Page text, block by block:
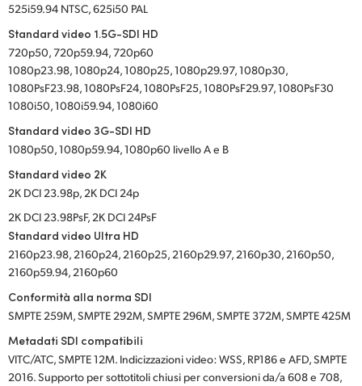
525i59.94 NTSC, 625i50 PAL
Standard video 1.5G-SDI HD
720p50, 720p59.94, 720p60
1080p23.98, 1080p24, 1080p25, 1080p29.97, 1080p30,
1080PsF23.98, 1080PsF24, 1080PsF25, 1080PsF29.97, 1080PsF30
1080i50, 1080i59.94, 1080i60
Standard video 3G-SDI HD
1080p50, 1080p59.94, 1080p60 livello A e B
Standard video 2K
2K DCI 23.98p, 2K DCI 24p
2K DCI 23.98PsF, 2K DCI 24PsF
Standard video Ultra HD
2160p23.98, 2160p24, 2160p25, 2160p29.97, 2160p30, 2160p50,
2160p59.94, 2160p60
Conformità alla norma SDI
SMPTE 259M, SMPTE 292M, SMPTE 296M, SMPTE 372M, SMPTE 425M
Metadati SDI compatibili
VITC/ATC, SMPTE 12M. Indicizzazioni video: WSS, RP186 e AFD, SMPTE
2016. Supporto per sottotitoli chiusi per conversioni da/a 608 e 708,